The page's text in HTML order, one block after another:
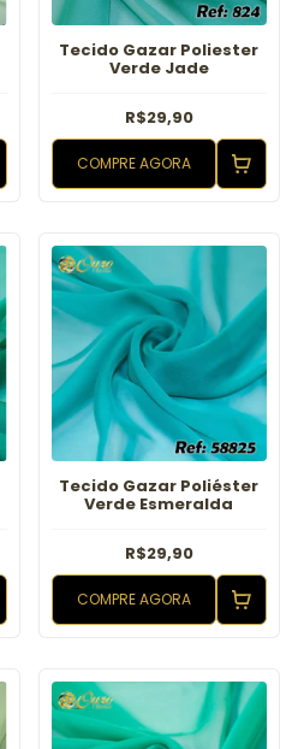
Tecido Gazar Poliester
Verde Jade
R$29,90
COMPRE AGORA
Tecido Gazar Poliéster
Verde Esmeralda
R$29,90
COMPRE AGORA